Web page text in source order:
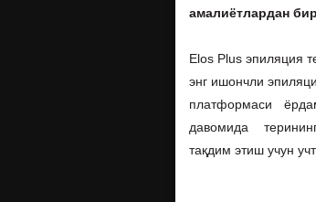
амалиётлардан
Еlos Plus эпиляция
энг ишончли
платформаси
давомида
тақдим этиш учун